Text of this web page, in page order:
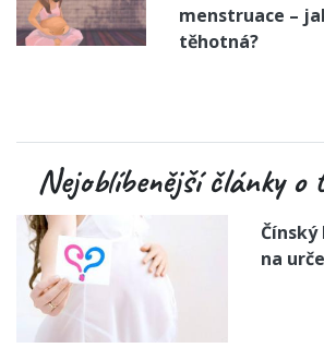
menstruace –
těhotná?
Nejoblíbenější články
na